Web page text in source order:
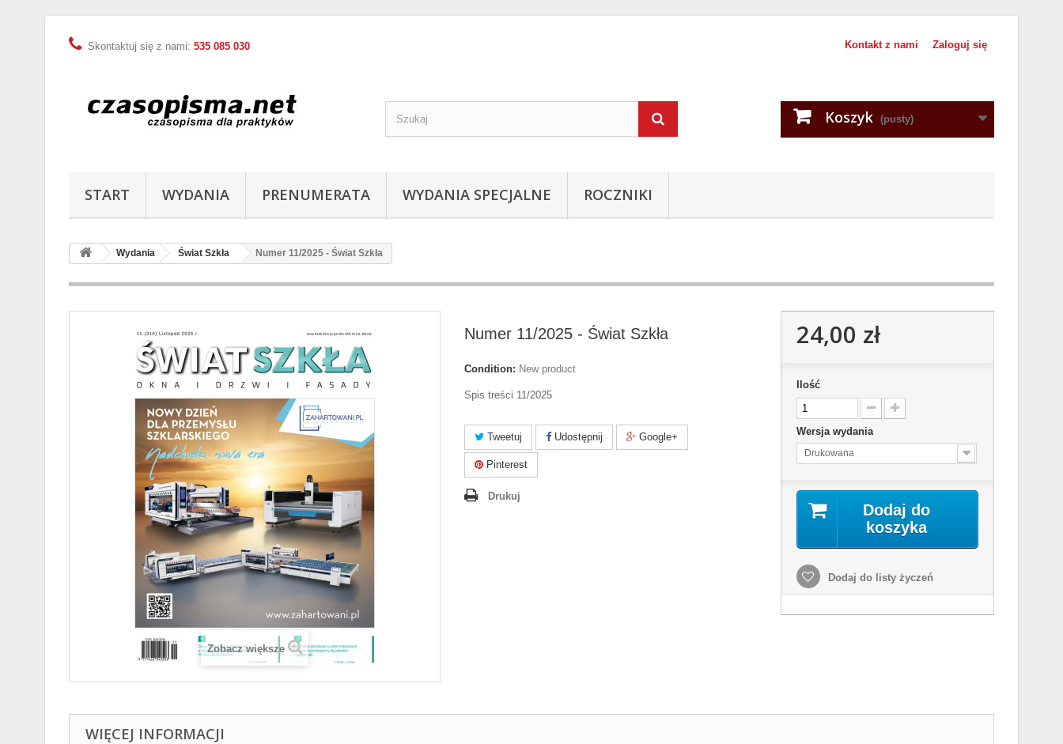
Zaloguj się
Kontakt z nami
Skontaktuj się z nami: 535 085 030
Koszyk (pusty)
START WYDANIA PRENUMERATA WYDANIA SPECJALNE ROCZNIKI
Wydania Świat Szkła Numer 11/2025 - Świat Szkła
Zobacz większe
Numer 11/2025 - Świat Szkła
Condition: New product
Spis treści 11/2025
Tweetuj Udostępnij Google+
Pinterest
Drukuj
24,00 zł
Ilość
Wersja wydania
Drukowana
Dodaj do
koszyka
Dodaj do listy życzeń
WIĘCEJ INFORMACJI